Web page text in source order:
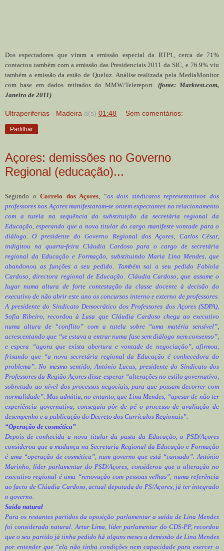
Dos espectadores que viram a emissão especial da RTP1, cerca de 71%
contactou também com a emissão das Presidenciais 2011 da SIC, e 76.9% viu
também a emissão da estão de Queluz. Análise realizada pela MediaMonitor
com base em dados retirados do MMW/Telereport. (fonte: Marktest.com,
Janeiro de 2011)
Ultraperiferias - Madeira à(s) 01:48 Sem comentários:
Partilhar
Açores: demissões no Governo
Regional (educação)...
Segundo oCorreio dos Açores , “os dois sindicatos representativos dos
professores nos Açores manifestaram-se ontem expectantes no relacionamento
com a tutela na sequência da substituição da secretária regional da
Educação, esperando que a nova titular do cargo manifeste vontade para o
diálogo. O presidente do Governo Regional dos Açores, Carlos César,
indigitou na quarta-feira Cláudia Cardoso para o cargo de secretária
regional da Educação e Formação, substituindo Maria Lina Mendes, que
abandonou as funções a seu pedido. Também sai a seu pedido Fabíola
Cardoso, directora regional de Educação. Cláudia Cardoso, que assume o
lugar numa altura de forte contestação da classe docente à decisão do
executivo de não abrir este ano os concursos interno e externo de professores.
A presidente do Sindicato Democrático dos Professores dos Açores (SDPA),
Sofia Ribeiro, recordou à Lusa que Cláudia Cardoso chega ao executivo
numa altura de “conflito” com a tutela sobre “uma matéria sensível”,
acrescentando que “se estava a entrar numa fase sem diálogo nem consenso”,
e espera “agora que exista abertura e vontade de negociação”, afirmou,
frisando que “a nova secretária regional da Educação é conhecedora do
problema”. No mesmo sentido, António Lucas, presidente do Sindicato dos
Professores da Região Açores disse esperar “alterações no estilo governativo,
sobretudo ao nível dos processos negociais, para que possam decorrer com
normalidade”. Mas admitiu, no entanto, que Lina Mendes, “apesar de não ter
experiência governativa, conseguiu pôr de pé o processo de avaliação de
desempenho e a publicação do Decreto dos Currículos Regionais”.
“Operação de cosmética”
Depois de conhecida a nova titular da pasta da Educação, o PSD/Açores
considerou que a mudança na Secretaria Regional da Educação e Formação
é uma “operação de cosmética”, num governo que está “cansado”. António
Marinho, líder parlamentar do PSD/Açores, considerou que a alteração no
executivo regional é uma “renovação com pessoas velhas”, numa referência
ao facto de Cláudia Cardoso, actual deputada do PS/Açores, já ter integrado
o governo.
Saída natural
Para os restantes partidos da oposição parlamentar a saída de Lina Mendes
foi considerada natural. Artur Lima, líder parlamentar do CDS-PP, recordou
que o seu partido já tinha pedido há alguns meses a demissão de Lina Mendes
por entender que “ela não tinha condições nem capacidade para exercer o